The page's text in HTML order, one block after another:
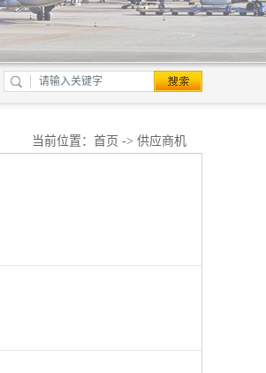
当前位置： 首页 -> 供应商机